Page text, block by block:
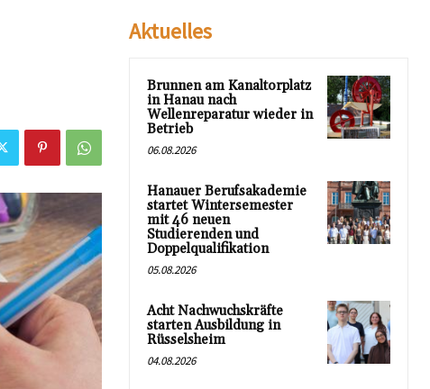
Aktuelles
Brunnen am Kanaltorplatz
in Hanau nach
Wellenreparatur wieder in
Betrieb
06.08.2026
Hanauer Berufsakademie
startet Wintersemester
mit 46 neuen
Studierenden und
Doppelqualifikation
05.08.2026
Acht Nachwuchskräfte
starten Ausbildung in
Rüsselsheim
04.08.2026